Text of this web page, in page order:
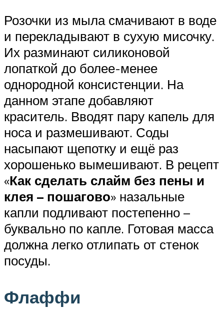
Розочки из мыла смачивают в воде
и перекладывают в сухую мисочку.
Их разминают силиконовой
лопаткой до более-менее
однородной консистенции. На
данном этапе добавляют
краситель. Вводят пару капель для
носа и размешивают. Соды
насыпают щепотку и ещё раз
хорошенько вымешивают. В рецепт
«Как сделать слайм без пены и
клея – пошагово» назальные
капли подливают постепенно –
буквально по капле. Готовая масса
должна легко отлипать от стенок
посуды.
Флаффи